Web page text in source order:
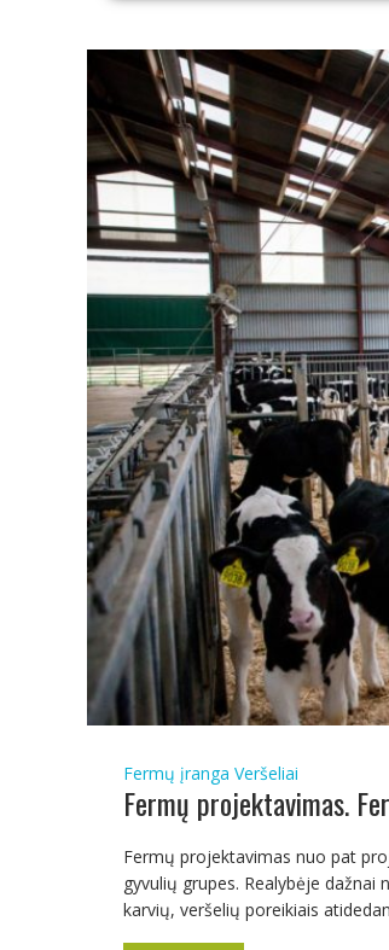
Fermų įranga Veršeliai
Fermų projektavimas.
Fermų projektavimas nuo pat
gyvulių grupes. Realybėje
karvių, veršelių poreikiais